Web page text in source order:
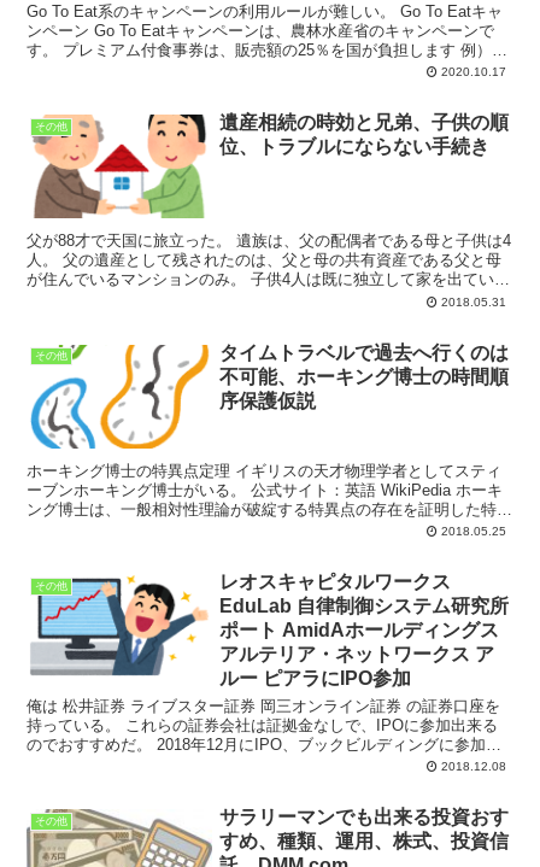
Go To Eat系のキャンペーンの利用ルールが難しい。 Go To Eatキャ
ンペーン Go To Eatキャンペーンは、農林水産省のキャンペーンで
す。 プレミアム付食事券は、販売額の25％を国が負担します 例）
2020.10.17
その他
遺産相続の時効と兄弟、子供の順
位、トラブルにならない手続き
父が88才で天国に旅立った。 遺族は、父の配偶者である母と子供は4
人。 父の遺産として残されたのは、父と母の共有資産である父と母
が住んでいるマンションのみ。 子供4人は既に独立して家を出てい
2018.05.31
その他
タイムトラベルで過去へ行くのは
不可能、ホーキング博士の時間順
序保護仮説
ホーキング博士の特異点定理 イギリスの天才物理学者としてスティ
ーブンホーキング博士がいる。 公式サイト：英語 WikiPedia ホーキ
ング博士は、一般相対性理論が破綻する特異点の存在を証明した特異
2018.05.25
その他
レオスキャピタルワークス
EduLab 自律制御システム研究所
ポート AmidAホールディングス
アルテリア・ネットワークス ア
ルー ピアラにIPO参加
俺は 松井証券 ライブスター証券 岡三オンライン証券 の証券口座を
持っている。 これらの証券会社は証拠金なしで、IPOに参加出来る
のでおすすめだ。 2018年12月にIPO、ブックビルディングに参加で
2018.12.08
その他
サラリーマンでも出来る投資おす
すめ、種類、運用、株式、投資信